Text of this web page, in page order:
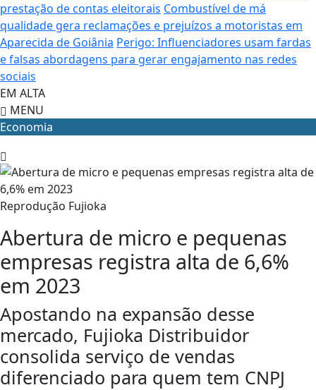
prestação de contas eleitorais Combustível de má
qualidade gera reclamações e prejuízos a motoristas em
Aparecida de Goiânia Perigo: Influenciadores usam fardas
e falsas abordagens para gerar engajamento nas redes
sociais
EM ALTA
MENU
Economia
Reprodução Fujioka
Abertura de micro e pequenas
empresas registra alta de 6,6%
em 2023
Apostando na expansão desse
mercado, Fujioka Distribuidor
consolida serviço de vendas
diferenciado para quem tem CNPJ